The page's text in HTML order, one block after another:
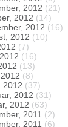
2012 (21)
2012 (14)
2012 (16)
2012 (10)
(7)
(16)
(13)
(8)
2012 (37)
2012 (31)
2012 (63)
2011 (2)
2011 (6)